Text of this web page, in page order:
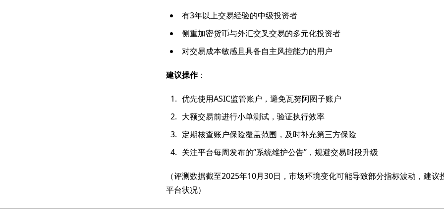
有3年以上交易经验的中级投资者
侧重加密货币与外汇交叉交易的多元化投资者
对交易成本敏感且具备自主风控能力的用户
建议操作：
优先使用ASIC监管账户，避免瓦努阿图子账户
大额交易前进行小单测试，验证执行效率
定期核查账户保险覆盖范围，及时补充第三方保险
关注平台每周发布的“系统维护公告”，规避交易时段升级
（评测数据截至2025年10月30日，市场环境变化可能导致部分指标波动，建议
平台状况）